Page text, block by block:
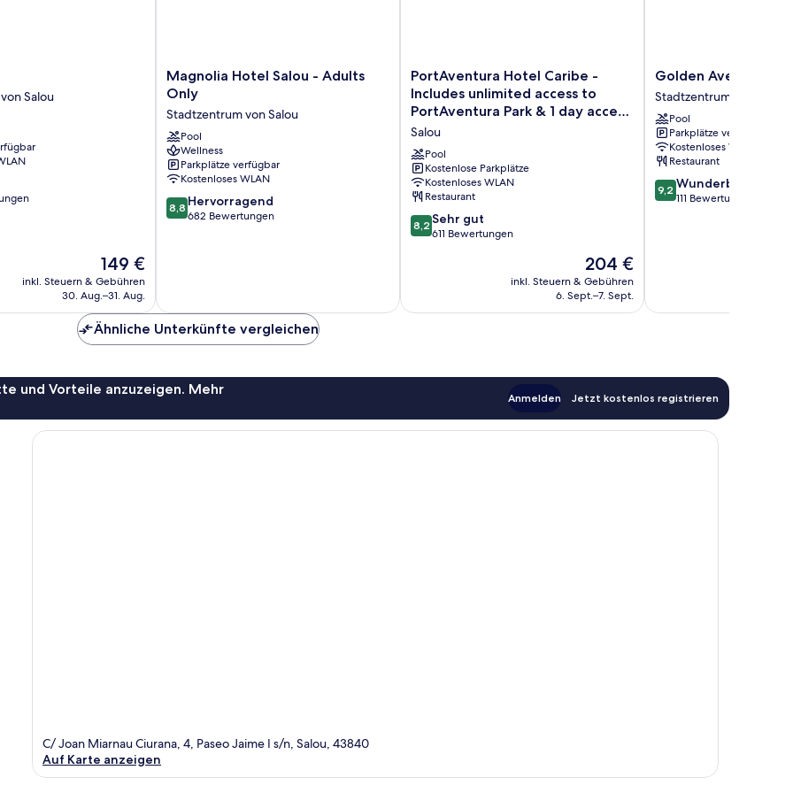
Salou
Der
Preis
beträgt
149 €
inkl. Steuern & Gebühren
30. Aug.–31. Aug.
Magnolia
Hotel
Salou
-
Adults
Only
Stadtzentrum
von
Salou
Magnolia Hotel Salou - Adults
Only
Stadtzentrum von Salou
Pool
Wellness
Parkplätze verfügbar
Kostenloses WLAN
8.8
von
8,8 Hervorragend
682 Bewertungen
PortAventura
Hotel
Caribe
-
Includes
unlimited
access
to
PortAventura
Park
&
Ferrari
PortAventura Hotel Caribe -
Includes unlimited access to
PortAventura Park & 1 day access
to Ferrari Land
Salou
Pool
Kostenlose Parkplätze
Kostenloses WLAN
Restaurant
8.2
von
Bewertungen
8,2 Sehr gut
611 Bewertungen
Der
Preis
beträgt
204 €
inkl. Steuern & Gebühren
6. Sept.–7. Sept.
Golden
Avenida
Family
Suites
Stadtzentrum
von
Salou
Golden Avenida
Stadtzentrum von Salou
Pool
Parkplätze verfügbar
Kostenloses WLAN
Restaurant
9.2
von
9,2 Wunderbar
111 Bewertungen
Ähnliche Unterkünfte vergleichen
und Vorteile anzuzeigen. Mehr
Anmelden Jetzt kostenlos registrieren
C/ Joan Miarnau Ciurana, 4, Paseo Jaime I s/n, Salou, 43840
Auf Karte anzeigen